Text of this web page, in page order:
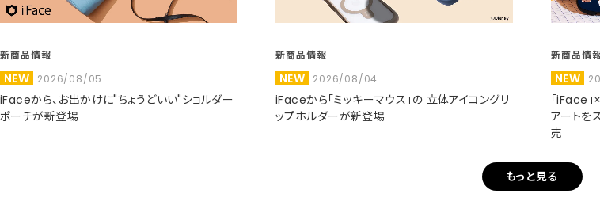
新商品情報
NEW 2026/08/05
iFaceから、お出かけに"ちょうどいい"ショルダー
ポーチが新登場
新商品情報
NEW 2026/08/04
iFaceから「ミッキーマウス」の 立体アイコングリ
ップホルダーが新登場
新商品情
NEW
「iFace
アートを
売
もっと見る